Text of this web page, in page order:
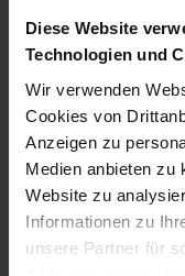
Diese Website
Technologien und
Wir verwenden
Cookies von
Anzeigen zu
Medien anbieten zu
Website zu
Informationen zu
unsere Partner für
onsent